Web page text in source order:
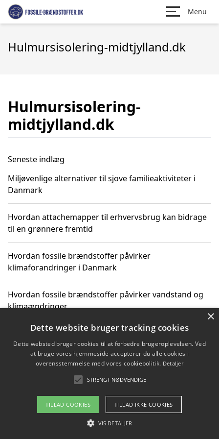
Menu
Hulmursisolering-midtjylland.dk
Hulmursisolering-
midtjylland.dk
Seneste indlæg
Miljøvenlige alternativer til sjove familieaktiviteter i
Danmark
Hvordan attachemapper til erhvervsbrug kan bidrage
til en grønnere fremtid
Hvordan fossile brændstoffer påvirker
klimaforandringer i Danmark
Hvordan fossile brændstoffer påvirker vandstand og
klimaændringer
Hvordan citater om fossile brændstoffer kan ændre
vores perspektiv
Om / kontakt
Blog Betingelser
×
Dette website bruger tracking cookies
Dette websted bruger cookies til at forbedre brugeroplevelsen. Ved
at bruge vores hjemmeside accepterer du alle cookies i
overensstemmelse med vores cookiepolitik. Detaljer
STRENGT NØDVENDIGE
TILLAD COOKIES TILLAD IKKE COOKIES
VIS DETALJER